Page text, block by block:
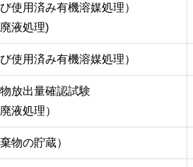
使用済み有機溶媒処理）
液処理)
使用済み有機溶媒処理）
放出量確認試験
廃液処理）
棄物の貯蔵）